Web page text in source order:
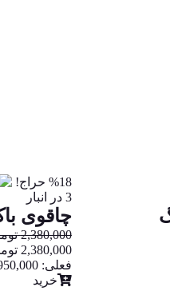
%18 حراج!
3 در انبار
چاقوی
2,380,000
2,380,000 تومان بود.
فعلی: 1,950,000 تومان.
خرید